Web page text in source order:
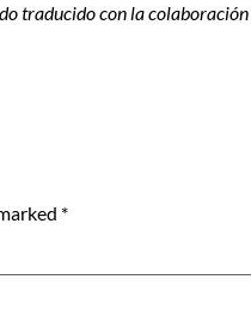
traducido con la
*